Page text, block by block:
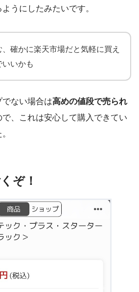
うにしたみたいです。
、確かに楽天市場だと気軽に買え
いいかも
ない場合は高めの値段で売られ
で、これは安心して購入できてい
ぞ！